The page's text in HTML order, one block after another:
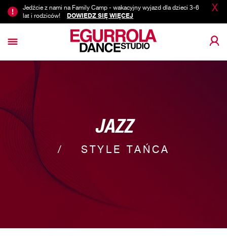
X
Jedźcie z nami na Family Camp - wakacyjny wyjazd dla dzieci 3-6
lat i rodziców!
DOWIEDZ SIĘ WIĘCEJ
JAZZ
STYLE TAŃCA